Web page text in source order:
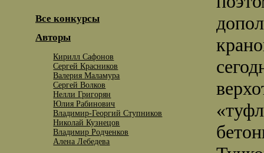
Все конкурсы
Авторы
Кирилл Сафонов
Сергей Красников
Валерия Маламура
Сергей Волков
Нелли Григорян
Юлия Рабинович
Владимир-Георгий Ступников
Николай Кузнецов
Владимир Родченков
Алена Лебедева